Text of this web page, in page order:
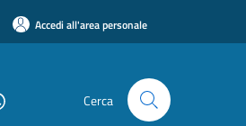
Accedi all'area personale
Cerca